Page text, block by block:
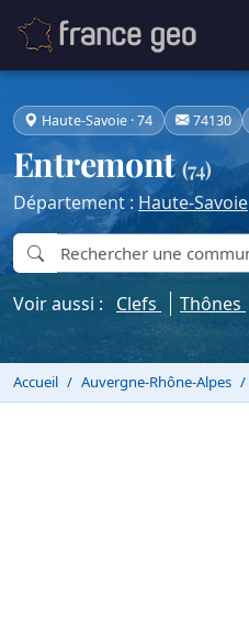
Haute-Savoie · 74 74130
Entremont(74)
Département : Haute-Savoie
Voir aussi : Clefs Thônes
Accueil Auvergne-Rhône-Alpes